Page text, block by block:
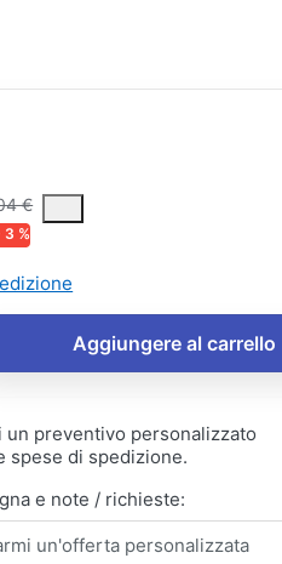
€
the median selling price paid by
3 %
Aggiungere al carrello
un preventivo personalizzato
spese di spedizione.
e note / richieste: